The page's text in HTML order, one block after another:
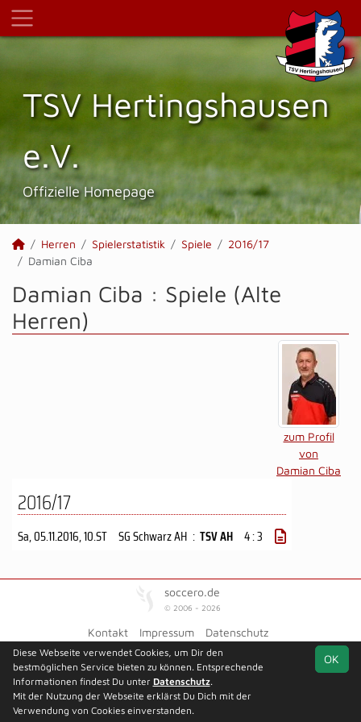
TSV Hertings­hausen
e.V.
Offizielle Homepage
Herren Spielerstatistik Spiele
2016/17
Damian Ciba
Damian Ciba : Spiele (Alte
Herren)
zum Profil
von
Damian Ciba
2016/17
Sa, 05.11.2016, 10.ST SG Schwarz AH : TSV AH 4 : 3
soccero.de
© 2006 - 2026
Kontakt Impressum
Datenschutz
OK
Diese Webseite verwendet Cookies, um Dir den
bestmöglichen Service bieten zu können. Entsprechende
Informationen findest Du unter Datenschutz.
Mit der Nutzung der Webseite erklärst Du Dich mit der
Verwendung von Cookies einverstanden.